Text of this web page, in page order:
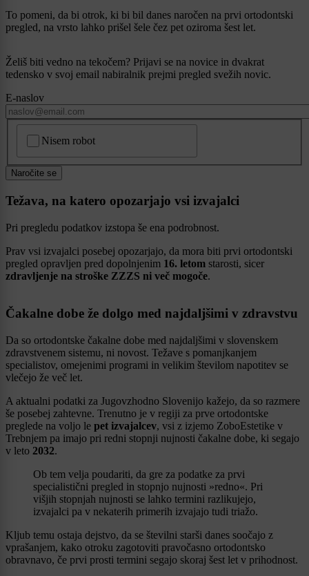
To pomeni, da bi otrok, ki bi bil danes naročen na prvi ortodontski
pregled, na vrsto lahko prišel šele čez pet oziroma šest let.
Želiš biti vedno na tekočem? Prijavi se na novice in dvakrat
tedensko v svoj email nabiralnik prejmi pregled svežih novic.
E-naslov
Nisem robot
Naročite se
Težava, na katero opozarjajo vsi izvajalci
Pri pregledu podatkov izstopa še ena podrobnost.
Prav vsi izvajalci posebej opozarjajo, da mora biti prvi ortodontski
pregled opravljen pred dopolnjenim 16. letom starosti, sicer
zdravljenje na stroške ZZZS ni več mogoče.
Čakalne dobe že dolgo med najdaljšimi v zdravstvu
Da so ortodontske čakalne dobe med najdaljšimi v slovenskem
zdravstvenem sistemu, ni novost. Težave s pomanjkanjem
specialistov, omejenimi programi in velikim številom napotitev se
vlečejo že več let.
A aktualni podatki za Jugovzhodno Slovenijo kažejo, da so razmere
še posebej zahtevne. Trenutno je v regiji za prve ortodontske
preglede na voljo le pet izvajalcev, vsi z izjemo ZoboEstetike v
Trebnjem pa imajo pri redni stopnji nujnosti čakalne dobe, ki segajo
v leto 2032.
Ob tem velja poudariti, da gre za podatke za prvi
specialistični pregled in stopnjo nujnosti »redno«. Pri
višjih stopnjah nujnosti se lahko termini razlikujejo,
izvajalci pa v nekaterih primerih izvajajo tudi triažo.
Kljub temu ostaja dejstvo, da se številni starši danes soočajo z
vprašanjem, kako otroku zagotoviti pravočasno ortodontsko
obravnavo, če prvi prosti termini segajo skoraj šest let v prihodnost.